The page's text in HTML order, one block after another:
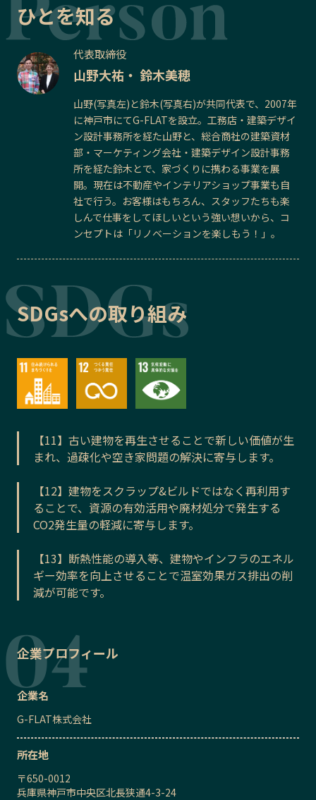
ひとを知る
代表取締役
山野大祐・ 鈴木美穂
山野(写真左)と鈴木(写真右)が共同代表で、2007年
に神戸市にてG-FLATを設立。工務店・建築デザイ
ン設計事務所を経た山野と、総合商社の建築資材
部・マーケティング会社・建築デザイン設計事務
所を経た鈴木とで、家づくりに携わる事業を展
開。現在は不動産やインテリアショップ事業も自
社で行う。お客様はもちろん、スタッフたちも楽
しんで仕事をしてほしいという強い想いから、コ
ンセプトは「リノベーションを楽しもう！」。
SDGsへの取り組み
【11】古い建物を再生させることで新しい価値が生
まれ、過疎化や空き家問題の解決に寄与します。
【12】建物をスクラップ&ビルドではなく再利用す
ることで、資源の有効活用や廃材処分で発生する
CO2発生量の軽減に寄与します。
【13】断熱性能の導入等、建物やインフラのエネル
ギー効率を向上させることで温室効果ガス排出の削
減が可能です。
企業プロフィール
企業名
G-FLAT株式会社
所在地
〒650-0012
兵庫県神戸市中央区北長狭通4-3-24